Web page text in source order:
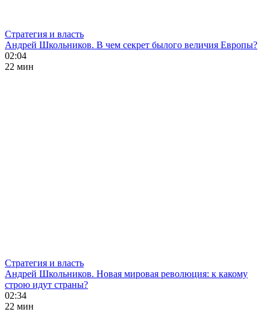
Стратегия и власть
Андрей Школьников. В чем секрет былого величия Европы?
02:04
22 мин
Стратегия и власть
Андрей Школьников. Новая мировая революция: к какому
строю идут страны?
02:34
22 мин